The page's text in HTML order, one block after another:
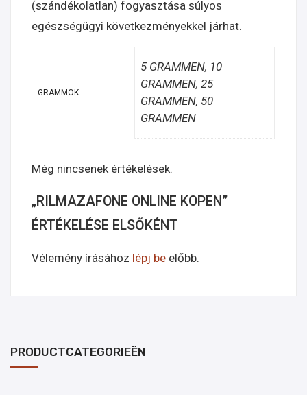
(szándékolatlan) fogyasztása súlyos
egészségügyi következményekkel járhat.
GRAMMOK
5 GRAMMEN, 10
GRAMMEN, 25
GRAMMEN, 50
GRAMMEN
Még nincsenek értékelések.
„RILMAZAFONE ONLINE KOPEN”
ÉRTÉKELÉSE ELSŐKÉNT
Vélemény írásához lépj be előbb.
PRODUCTCATEGORIEËN